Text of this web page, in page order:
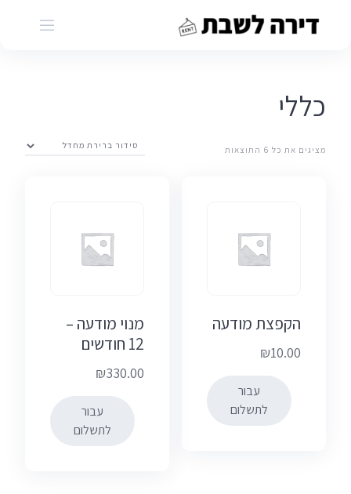
כללי
מציגים את כל ⁦6⁩ התוצאות
הקפצת מודעה
₪10.00
עבור
לתשלום
מנוי מודעה –
12 חודשים
₪330.00
עבור
לתשלום